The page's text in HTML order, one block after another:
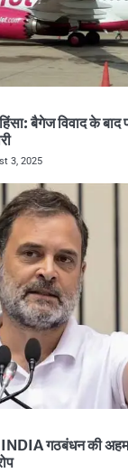
हिंसा: बैगेज विवाद के
3, 2025
INDIA गठबंधन की